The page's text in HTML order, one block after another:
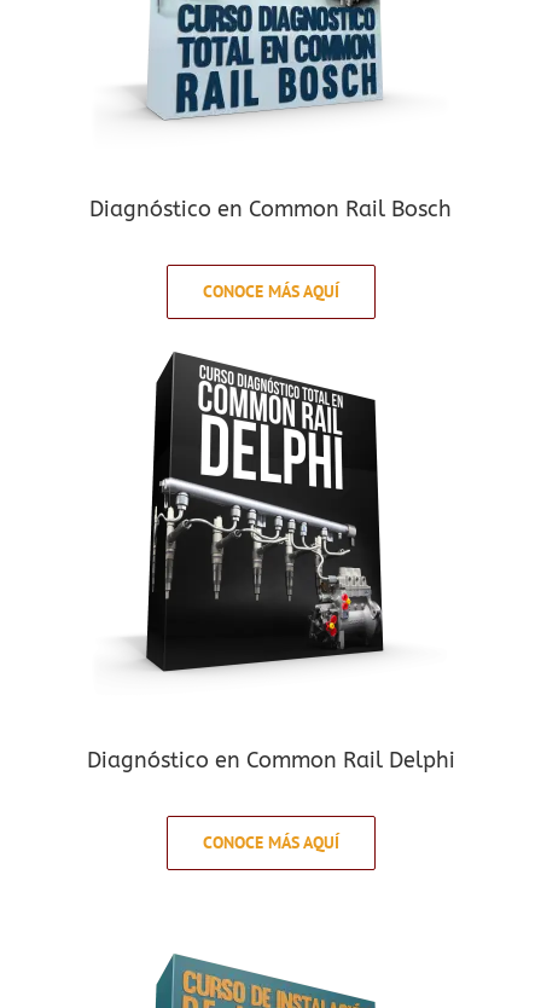
Diagnóstico en Common Rail Bosch
CONOCE MÁS AQUÍ
Diagnóstico en Common Rail Delphi
CONOCE MÁS AQUÍ